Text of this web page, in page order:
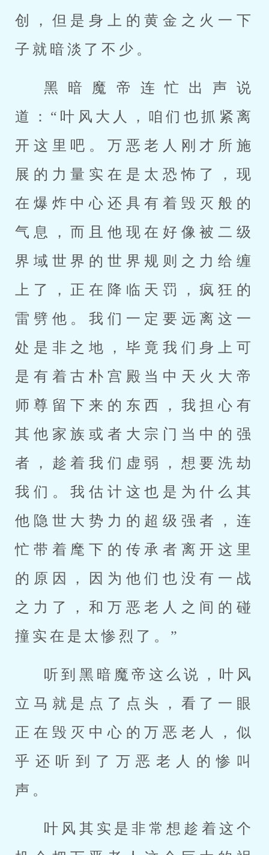
创，但是身上的黄金之火一下
子就暗淡了不少。
黑暗魔帝连忙出声说
道：“叶风大人，咱们也抓紧离
开这里吧。万恶老人刚才所施
展的力量实在是太恐怖了，现
在爆炸中心还具有着毁灭般的
气息，而且他现在好像被二级
界域世界的世界规则之力给缠
上了，正在降临天罚，疯狂的
雷劈他。我们一定要远离这一
处是非之地，毕竟我们身上可
是有着古朴宫殿当中天火大帝
师尊留下来的东西，我担心有
其他家族或者大宗门当中的强
者，趁着我们虚弱，想要洗劫
我们。我估计这也是为什么其
他隐世大势力的超级强者，连
忙带着麾下的传承者离开这里
的原因，因为他们也没有一战
之力了，和万恶老人之间的碰
撞实在是太惨烈了。”
听到黑暗魔帝这么说，叶风
立马就是点了点头，看了一眼
正在毁灭中心的万恶老人，似
乎还听到了万恶老人的惨叫
声。
叶风其实是非常想趁着这个